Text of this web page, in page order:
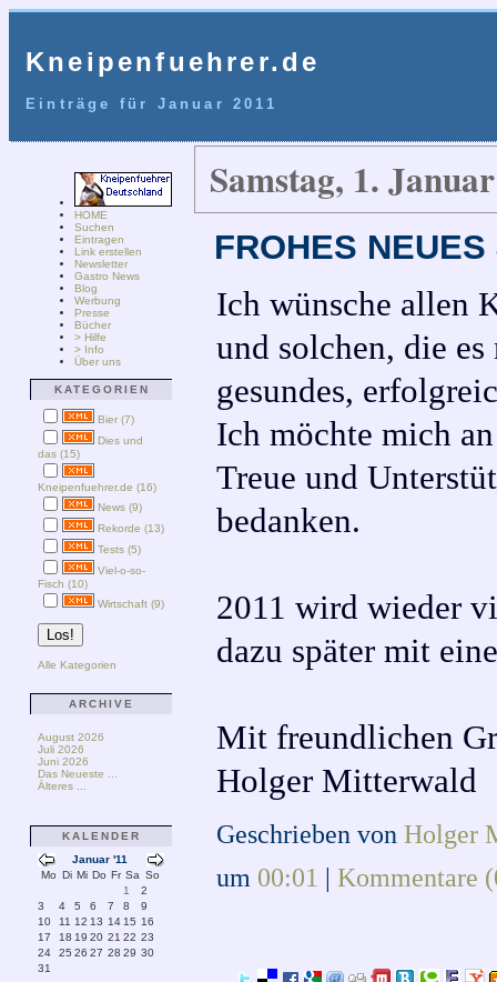
Kneipenfuehrer.de
Einträge für Januar 2011
HOME
Suchen
Eintragen
Link erstellen
Newsletter
Gastro News
Blog
Werbung
Presse
Bücher
> Hilfe
> Info
Über uns
KATEGORIEN
Bier (7)
Dies und
das (15)
Kneipenfuehrer.de (16)
News (9)
Rekorde (13)
Tests (5)
Viel-o-so-
Fisch (10)
Wirtschaft (9)
Alle Kategorien
ARCHIVE
August 2026
Juli 2026
Juni 2026
Das Neueste ...
Älteres ...
KALENDER
Januar '11
Mo Di Mi Do Fr Sa So
1
2
3
4 5 6 7 8
9
10
11 12 13 14 15 16
17
18 19 20 21 22 23
24
25 26 27 28 29 30
31
Samstag, 1.
FROHES
Ich wünsche allen
und solchen, die
gesundes,
Ich möchte mich
Treue und
bedanken.
2011 wird wieder
dazu später mit
Mit freundlichen
Holger Mitterwald
Geschrieben von Holger
um 00:01 | Kommentare